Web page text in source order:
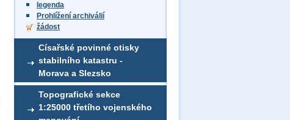
legenda
Prohlížení archiválií
žádost
Císařské povinné otisky
stabilního katastru -
Morava a Slezsko
Topografické sekce
1:25000 třetího vojenského